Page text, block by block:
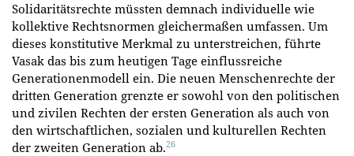
Solidaritätsrechte müssten demnach individuelle wie
kollektive Rechtsnormen gleichermaßen umfassen. Um
dieses konstitutive Merkmal zu unterstreichen, führte
Vasak das bis zum heutigen Tage einflussreiche
Generationenmodell ein. Die neuen Menschenrechte der
dritten Generation grenzte er sowohl von den politischen
und zivilen Rechten der ersten Generation als auch von
den wirtschaftlichen, sozialen und kulturellen Rechten
der zweiten Generation ab.26